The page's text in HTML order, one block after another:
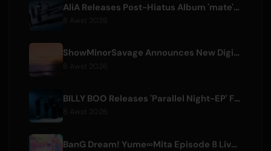
AliA Releases Post-Hiatus Album 'mate', Announces Tokyo Live
ShowMinorSavage Announces New Digital Single 'Gradation'
BILLY BOO Releases 'Parallel Night-EP' Featuring TV Drama Theme Song
BanG Dream! Yume∞Mita Episode 8 Live Clip Released